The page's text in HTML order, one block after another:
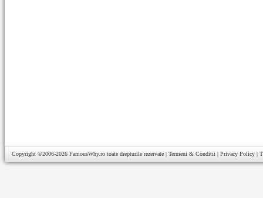
Copyright ©2006-2026 FamousWhy.ro toate drepturile rezervate | Termeni & Conditii | Privacy Policy |